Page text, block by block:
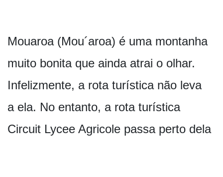
Mouaroa (Mou´aroa) é uma montanha
muito bonita que ainda atrai o olhar.
Infelizmente, a rota turística não leva
a ela. No entanto, a rota turística
Circuit Lycee Agricole passa perto dela